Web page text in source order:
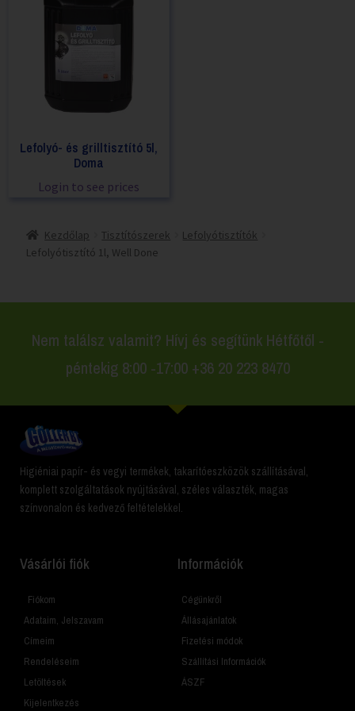
Lefolyó- és grilltisztító 5l,
Doma
Login to see prices
Kezdőlap Tisztítószerek
Lefolyótisztítók
Lefolyótisztító 1l, Well Done
Nem találsz valamit? Hívj és segítünk Hétfőtől -
péntekig 8:00 -17:00 +36 20 223 8470
Higiéniai papír- és vegyi termékek, takarítóeszközök szállításával,
komplett szolgáltatások nyújtásával, széles választék, magas
színvonalon és kedvező feltételekkel.
Vásárlói fiók
Fiókom
Adataim, Jelszavam
Címeim
Rendeléseim
Letöltések
Kijelentkezés
Információk
Cégünkről
Állásajánlatok
Fizetési módok
Szállítási Információk
ÁSZF